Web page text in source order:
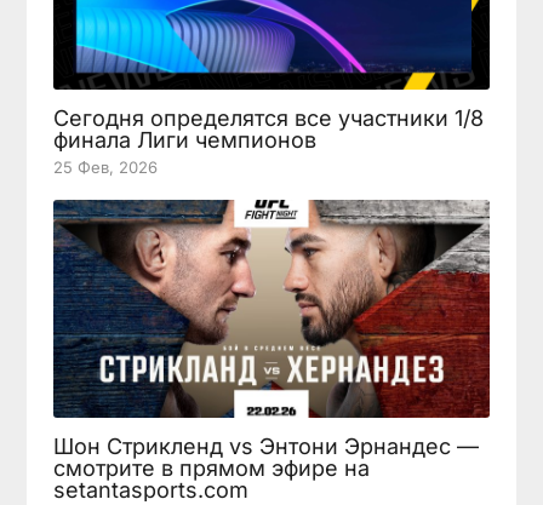
Сегодня определятся все участники 1/8
финала Лиги чемпионов
25 Фев, 2026
Шон Стрикленд vs Энтони Эрнандес —
смотрите в прямом эфире на
setantasports.com